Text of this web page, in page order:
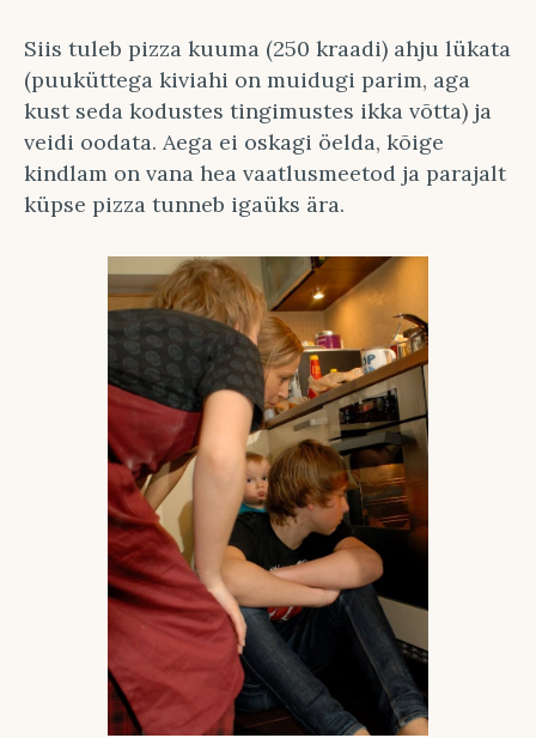
Siis tuleb pizza kuuma (250 kraadi) ahju lükata
(puuküttega kiviahi on muidugi parim, aga
kust seda kodustes tingimustes ikka võtta) ja
veidi oodata. Aega ei oskagi öelda, kõige
kindlam on vana hea vaatlusmeetod ja parajalt
küpse pizza tunneb igaüks ära.